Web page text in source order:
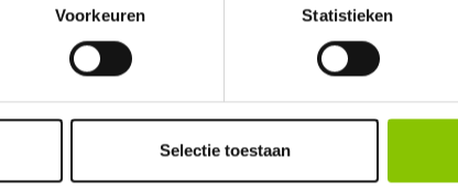
Voorkeuren Statistieken
Selectie toestaan
GEOPEND